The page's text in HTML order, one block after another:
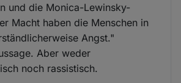
und die Monica-Lewinsky-
Macht haben die Menschen in
Angst."
Aber weder
noch rassistisch.